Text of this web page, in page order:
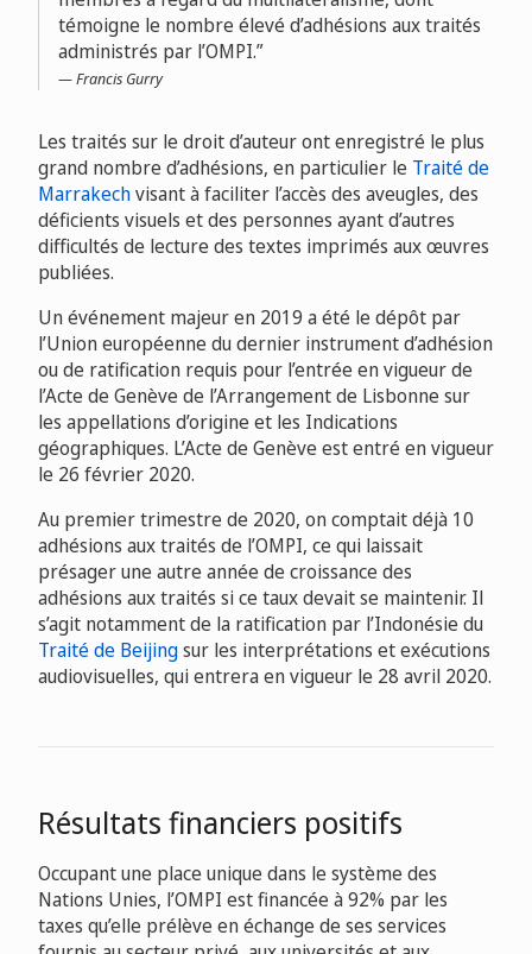
témoigne le nombre élevé d’adhésions aux traités
administrés par l’OMPI.
Francis Gurry
Les traités sur le droit d’auteur ont enregistré le plus
grand nombre d’adhésions, en particulier le Traité de
Marrakechvisant à faciliter l’accès des aveugles, des
déficients visuels et des personnes ayant d’autres
difficultés de lecture des textes imprimés aux œuvres
publiées.
Un événement majeur en 2019 a été le dépôt par
l’Union européenne du dernier instrument d’adhésion
ou de ratification requis pour l’entrée en vigueur de
l’Acte de Genève de l’Arrangement de Lisbonne sur
les appellations d’origine et les Indications
géographiques. L’Acte de Genève est entré en vigueur
le 26 février 2020.
Au premier trimestre de 2020, on comptait déjà 10
adhésions aux traités de l’OMPI, ce qui laissait
présager une autre année de croissance des
adhésions aux traités si ce taux devait se maintenir. Il
s’agit notamment de la ratification par l’Indonésie du
Traité de Beijingsur les interprétations et exécutions
audiovisuelles, qui entrera en vigueur le 28 avril 2020.
Résultats financiers positifs
Occupant une place unique dans le système des
Nations Unies, l’OMPI est financée à 92% par les
taxes qu’elle prélève en échange de ses services